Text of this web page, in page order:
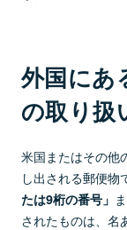
外国にあ
の取り扱
米国またはその他
し出される郵便物
たは9桁の番号」
されたものは、名